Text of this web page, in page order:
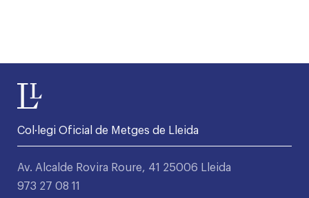
Col·legi Oficial de Metges de Lleida
Av. Alcalde Rovira Roure, 41 25006 Lleida
973 27 08 11